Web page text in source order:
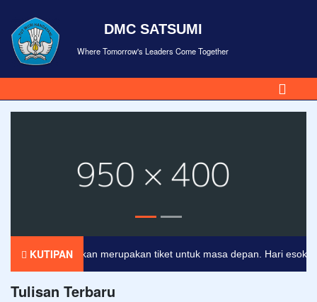
DMC SATSUMI
Where Tomorrow's Leaders Come Together
KUTIPAN
Pendidikan merupakan tiket untuk masa depan. Hari esok
Tulisan Terbaru